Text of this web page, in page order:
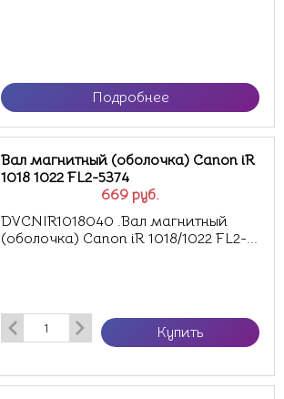
Подробнее
669 руб.
Вал магнитный (оболочка) Canon iR
1018 1022 FL2-5374
DVCNIR1018040 .Вал магнитный
(оболочка) Canon iR 1018/1022 FL2-...
Купить